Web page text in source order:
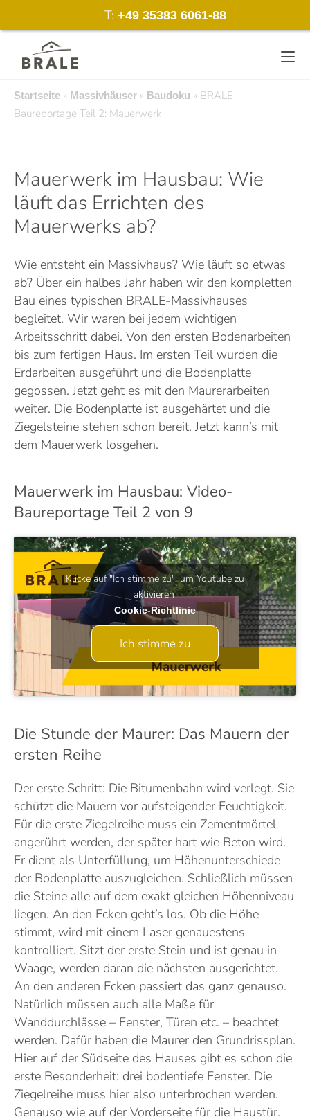
Inhalt
springen
Startseite » Massivhäuser » Baudoku » BRALE
Baureportage Teil 2: Mauerwerk
Mauerwerk im Hausbau: Wie
läuft das Errichten des
Mauerwerks ab?
Wie entsteht ein Massivhaus? Wie läuft so etwas
ab? Über ein halbes Jahr haben wir den kompletten
Bau eines typischen BRALE-Massivhauses
begleitet. Wir waren bei jedem wichtigen
Arbeitsschritt dabei. Von den ersten Bodenarbeiten
bis zum fertigen Haus. Im ersten Teil wurden die
Erdarbeiten ausgeführt und die Bodenplatte
gegossen. Jetzt geht es mit den Maurerarbeiten
weiter. Die Bodenplatte ist ausgehärtet und die
Ziegelsteine stehen schon bereit. Jetzt kann’s mit
dem Mauerwerk losgehen.
Mauerwerk im Hausbau: Video-
Baureportage Teil 2 von 9
Klicke auf "Ich stimme zu", um Youtube zu
aktivieren
Cookie-Richtlinie
Ich stimme zu
Die Stunde der Maurer: Das Mauern der
ersten Reihe
Der erste Schritt: Die Bitumenbahn wird verlegt. Sie
schützt die Mauern vor aufsteigender Feuchtigkeit.
Für die erste Ziegelreihe muss ein Zementmörtel
angerührt werden, der später hart wie Beton wird.
Er dient als Unterfüllung, um Höhenunterschiede
der Bodenplatte auszugleichen. Schließlich müssen
die Steine alle auf dem exakt gleichen Höhenniveau
liegen. An den Ecken geht’s los. Ob die Höhe
stimmt, wird mit einem Laser genauestens
kontrolliert. Sitzt der erste Stein und ist genau in
Waage, werden daran die nächsten ausgerichtet.
An den anderen Ecken passiert das ganz genauso.
Natürlich müssen auch alle Maße für
Wanddurchlässe – Fenster, Türen etc. – beachtet
werden. Dafür haben die Maurer den Grundrissplan.
Hier auf der Südseite des Hauses gibt es schon die
erste Besonderheit: drei bodentiefe Fenster. Die
Ziegelreihe muss hier also unterbrochen werden.
Genauso wie auf der Vorderseite für die Haustür.
T: +49 35383 6061-88